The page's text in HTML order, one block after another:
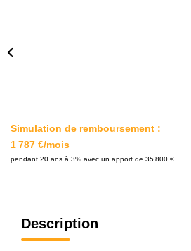
EXTRANET
Simulation de remboursement :
1 787 €/mois
pendant 20 ans à 3% avec un apport de 35 800 €
Description